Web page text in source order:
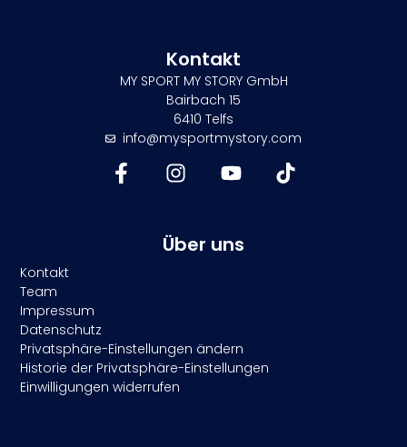
Kontakt
MY SPORT MY STORY GmbH
Bairbach 15
6410 Telfs
info@mysportmystory.com
Über uns
Kontakt
Team
Impressum
Datenschutz
Privatsphäre-Einstellungen ändern
Historie der Privatsphäre-Einstellungen
Einwilligungen widerrufen